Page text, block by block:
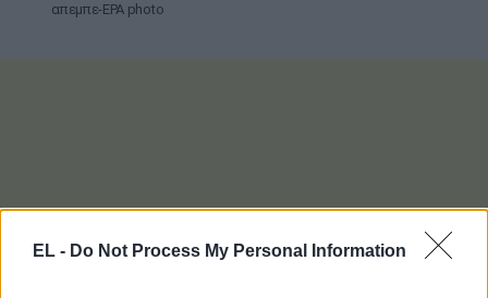
EL - Do Not Process My Personal Information
απεμπε-EPA photo